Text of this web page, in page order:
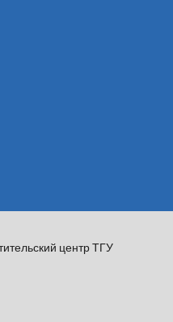
центр ТГУ